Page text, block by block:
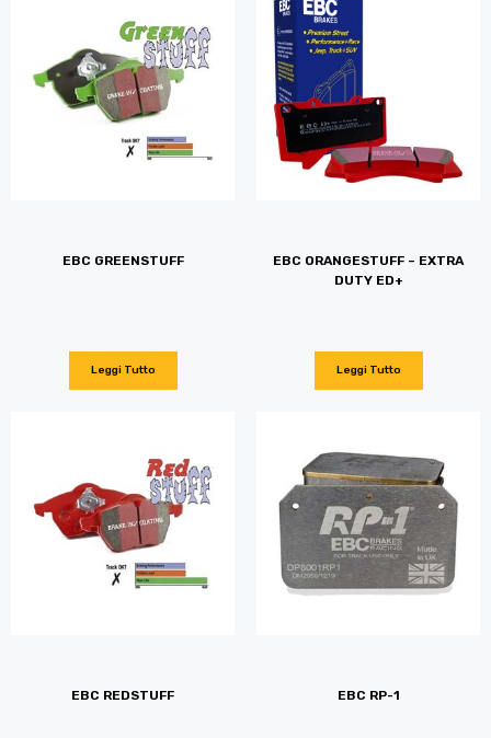
EBC GREENSTUFF
Leggi Tutto
EBC ORANGESTUFF – EXTRA
DUTY ED+
Leggi Tutto
EBC REDSTUFF EBC RP-1